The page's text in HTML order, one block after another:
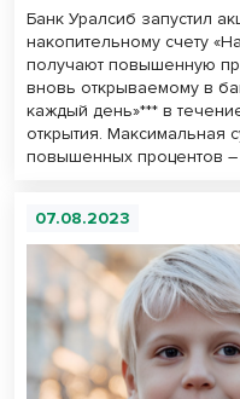
Банк Уралсиб запустил
накопительному счету
получают повышенную
вновь открываемому в
каждый день»*** в
открытия. Максимальная
повышенных процентов
07.08.2023